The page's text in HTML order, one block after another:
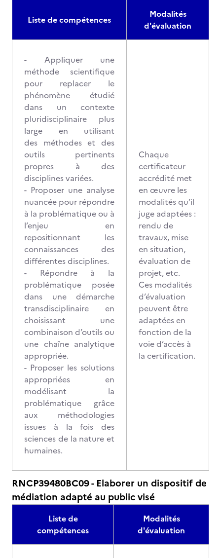
Liste de compétences
Modalités
d'évaluation
- Appliquer une
méthode scientifique
pour replacer le
phénomène étudié
dans un contexte
pluridisciplinaire plus
large en utilisant
des méthodes et des
outils pertinents
propres à des
disciplines variées.
- Proposer une analyse
nuancée pour répondre
à la problématique ou à
l’enjeu en
repositionnant les
connaissances des
différentes disciplines.
- Répondre à la
problématique posée
dans une démarche
transdisciplinaire en
choisissant une
combinaison d’outils ou
une chaîne analytique
appropriée.
- Proposer les solutions
appropriées en
modélisant la
problématique grâce
aux méthodologies
issues à la fois des
sciences de la nature et
humaines.
Chaque
certificateur
accrédité met
en œuvre les
modalités qu’il
juge adaptées :
rendu de
travaux, mise
en situation,
évaluation de
projet, etc.
Ces modalités
d’évaluation
peuvent être
adaptées en
fonction de la
voie d’accès à
la certification.
RNCP39480BC09 - Elaborer un dispositif de
médiation adapté au public visé
Liste de
compétences
Modalités
d'évaluation